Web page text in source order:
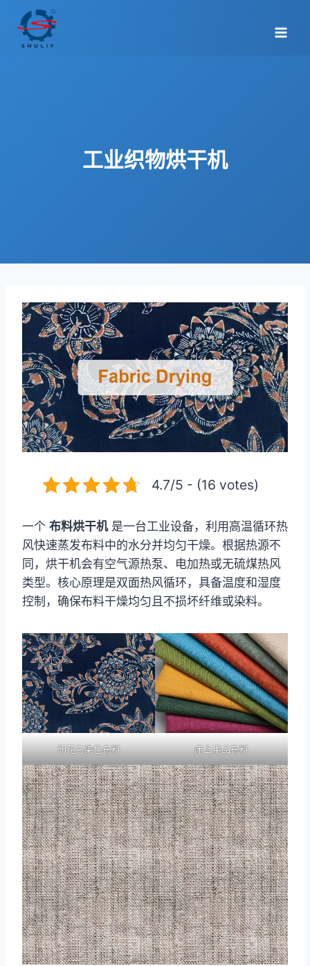
工业织物烘干机
4.7/5 - (16 votes)
一个 布料烘干机是一台工业设备，利用高温循环热
风快速蒸发布料中的水分并均匀干燥。根据热源不
同，烘干机会有空气源热泵、电加热或无硫煤热风
类型。核心原理是双面热风循环，具备温度和湿度
控制，确保布料干燥均匀且不损坏纤维或染料。
印花与染色布料 床上用品布料